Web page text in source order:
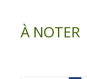
À NOTER